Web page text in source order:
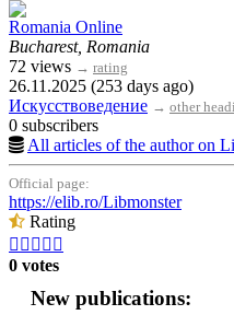
Romania Online
Bucharest, Romania
72 views → rating
26.11.2025 (253 days ago)
Искусствоведение → other
0 subscribers
All articles of the author on
Official page:
https://elib.ro/Libmonster
Rating
    
0 votes
New publications: